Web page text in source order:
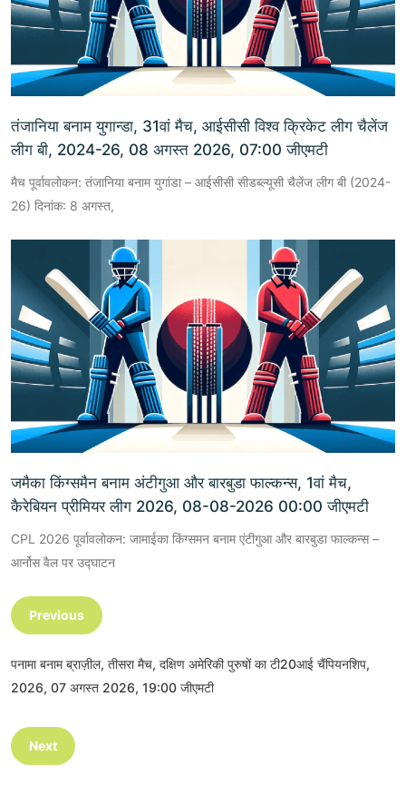
तंजानिया बनाम युगान्डा, 31वां मैच, आईसीसी विश्व क्रिकेट लीग चैलेंज
लीग बी, 2024-26, 08 अगस्त 2026, 07:00 जीएमटी
मैच पूर्वावलोकन: तंजानिया बनाम युगांडा – आईसीसी सीडब्ल्यूसी चैलेंज लीग बी (2024-
26) दिनांक: 8 अगस्त,
जमैका किंग्समैन बनाम अंटीगुआ और बारबुडा फाल्कन्स, 1वां मैच,
कैरेबियन प्रीमियर लीग 2026, 08-08-2026 00:00 जीएमटी
CPL 2026 पूर्वावलोकन: जामाईका किंग्समन बनाम एंटीगुआ और बारबुडा फाल्कन्स –
आर्नोस वैल पर उद्घाटन
Previous
पनामा बनाम ब्राज़ील, तीसरा मैच, दक्षिण अमेरिकी पुरुषों का टी20आई चैंपियनशिप,
2026, 07 अगस्त 2026, 19:00 जीएमटी
Next